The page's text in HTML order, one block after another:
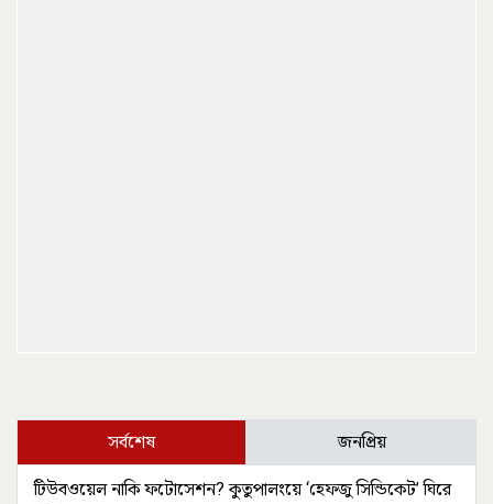
সর্বশেষ জনপ্রিয়
টিউবওয়েল নাকি ফটোসেশন? কুতুপালংয়ে ‘হেফজু সিন্ডিকেট’ ঘিরে